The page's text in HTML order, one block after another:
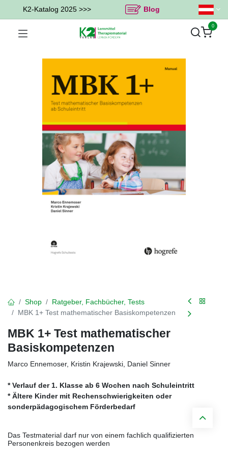
K2-Katalog 2025 >>> Blog
0
Shop
Ratgeber, Fachbücher, Tests
MBK 1+ Test mathematischer Basiskompetenzen
MBK 1+ Test mathematischer
Basiskompetenzen
Marco Ennemoser, Kristin Krajewski, Daniel Sinner
* Verlauf der 1. Klasse ab 6 Wochen nach Schuleintritt
* Ältere Kinder mit Rechenschwierigkeiten oder
sonderpädagogischem Förderbedarf
Das Testmaterial darf nur von einem fachlich qualifizierten
Personenkreis bezogen werden